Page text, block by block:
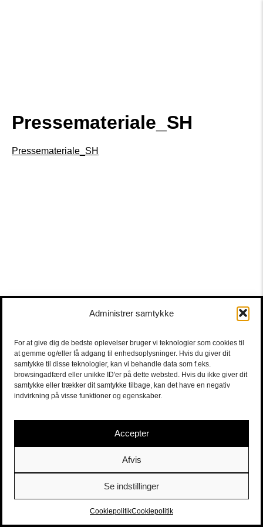
Administrer samtykke
For at give dig de bedste oplevelser bruger vi teknologier som cookies til
at gemme og/eller få adgang til enhedsoplysninger. Hvis du giver dit
samtykke til disse teknologier, kan vi behandle data som f.eks.
browsingadfærd eller unikke ID'er på dette websted. Hvis du ikke giver dit
samtykke eller trækker dit samtykke tilbage, kan det have en negativ
indvirkning på visse funktioner og egenskaber.
Accepter
Afvis
Se indstillinger
CookiepolitikCookiepolitik
Pressemateriale_SH
Pressemateriale_SH
Sort/Hvid | Staldgade 26-30 - 1699 Købehavn V |Billetter
|billet@sort-hvid.dk